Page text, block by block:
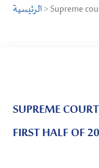
الرئيسية> Supreme
SUPREME
FIRST HALF OF